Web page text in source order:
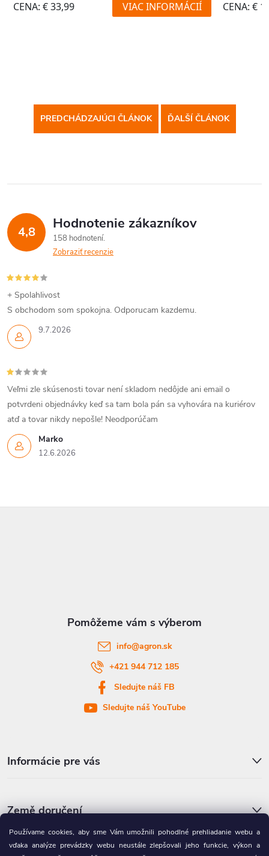
Používame cookies, aby sme Vám umožnili pohodlné prehliadanie webu a
vďaka analýze prevádzky webu neustále zlepšovali jeho funkcie, výkon a
PREDCHÁDZAJÚCI ČLÁNOK ĎALŠÍ ČLÁNOK
4,8 Hodnotenie zákazníkov
158 hodnotení
Zobraziť recenzie
9.7.2026
+ Spolahlivost
S obchodom som spokojna. Odporucam kazdemu.
Marko
12.6.2026
Veľmi zle skúsenosti tovar není skladom nedôjde ani email o
potvrdeni objednávky keď sa tam bola pán sa vyhovára na kuriérov
atď a tovar nikdy nepošle! Neodporúčam
Informácie pre vás
Země doručení
info@agron.sk
+421 944 712 185
Sledujte náš FB
Sledujte náš YouTube